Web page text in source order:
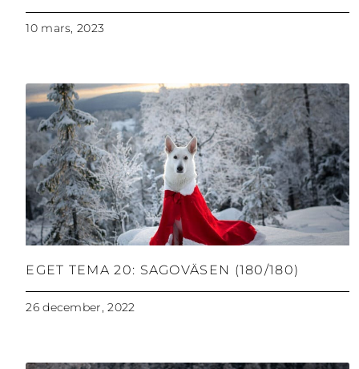
10 mars, 2023
EGET TEMA 20: SAGOVÄSEN (180/180)
26 december, 2022